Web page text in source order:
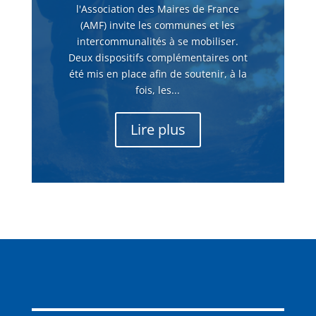
l'Association des Maires de France
(AMF) invite les communes et les
intercommunalités à se mobiliser.
Deux dispositifs complémentaires ont
été mis en place afin de soutenir, à la
fois, les...
Lire plus